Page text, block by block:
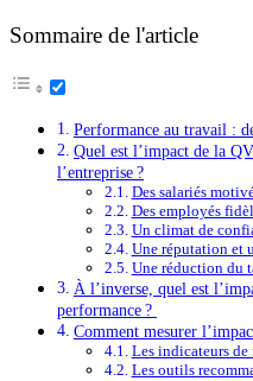
Sommaire de l'article
Performance au travail :
Quel est l’impact de la
l’entreprise ?
Des salariés
Des employés
Un climat de
Une réputation et
Une réduction du
À l’inverse, quel est
performance ?
Comment mesurer
Les indicateurs de
Les outils